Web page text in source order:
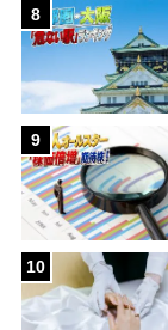
8
9
10